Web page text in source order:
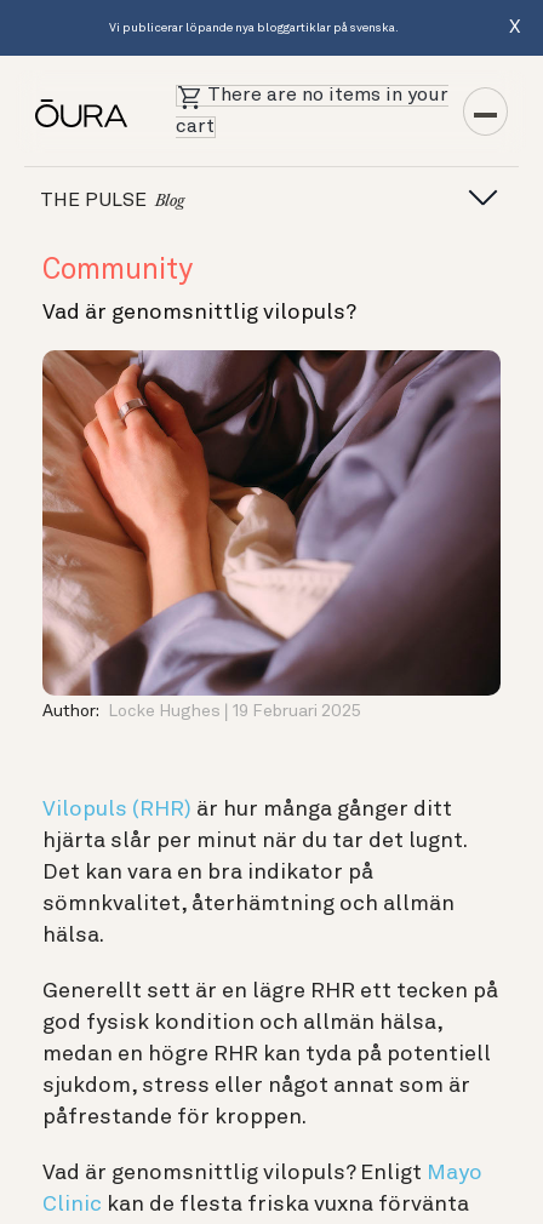
Vi publicerar löpande nya bloggartiklar på svenska. X
There are no items in your
cart
THE PULSE Blog
Community
Vad är genomsnittlig vilopuls?
Author: Locke Hughes 19 Februari 2025
Vilopuls (RHR) är hur många gånger ditt
hjärta slår per minut när du tar det lugnt.
Det kan vara en bra indikator på
sömnkvalitet, återhämtning och allmän
hälsa.
Generellt sett är en lägre RHR ett tecken på
god fysisk kondition och allmän hälsa,
medan en högre RHR kan tyda på potentiell
sjukdom, stress eller något annat som är
påfrestande för kroppen.
Vad är genomsnittlig vilopuls? Enligt Mayo
Clinic kan de flesta friska vuxna förvänta